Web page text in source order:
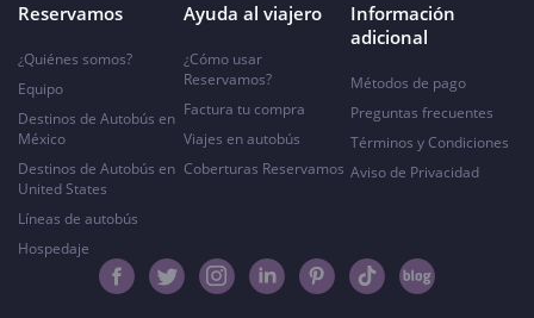
Reservamos
¿Quiénes somos?
Equipo
Destinos de Autobús en
México
Destinos de Autobús en
United States
Líneas de autobús
Hospedaje
Ayuda al viajero
¿Cómo usar
Reservamos?
Factura tu compra
Viajes en autobús
Coberturas Reservamos
Información
adicional
Métodos de pago
Preguntas frecuentes
Términos y Condiciones
Aviso de Privacidad